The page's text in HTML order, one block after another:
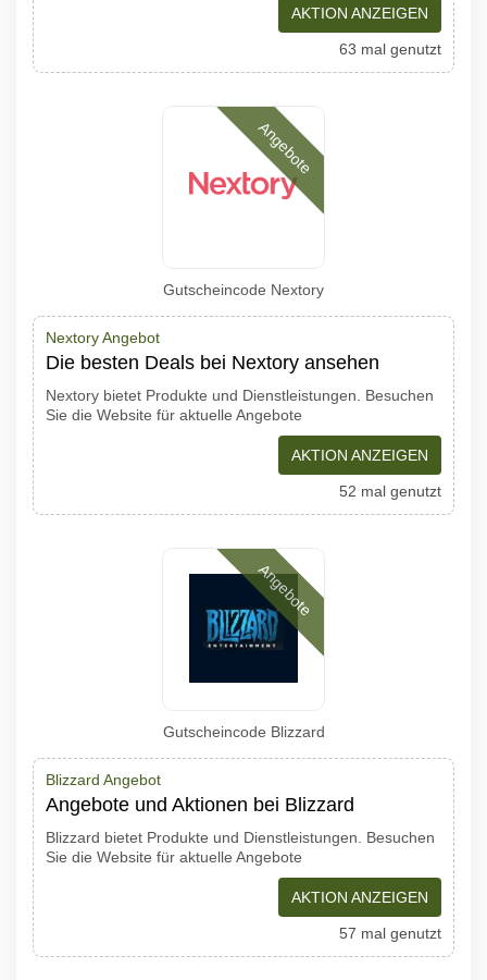
AKTION ANZEIGEN
63 mal genutzt
Angebote
Gutscheincode Nextory
Nextory Angebot
Die besten Deals bei Nextory ansehen
Nextory bietet Produkte und Dienstleistungen. Besuchen
Sie die Website für aktuelle Angebote
AKTION ANZEIGEN
52 mal genutzt
Angebote
Gutscheincode Blizzard
Blizzard Angebot
Angebote und Aktionen bei Blizzard
Blizzard bietet Produkte und Dienstleistungen. Besuchen
Sie die Website für aktuelle Angebote
AKTION ANZEIGEN
57 mal genutzt